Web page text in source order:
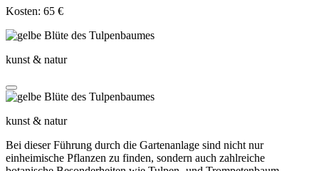
Kosten: 65 €
kunst & natur
kunst & natur
Bei dieser Führung durch die Gartenanlage sind nicht nur
einheimische Pflanzen zu finden, sondern auch zahlreiche